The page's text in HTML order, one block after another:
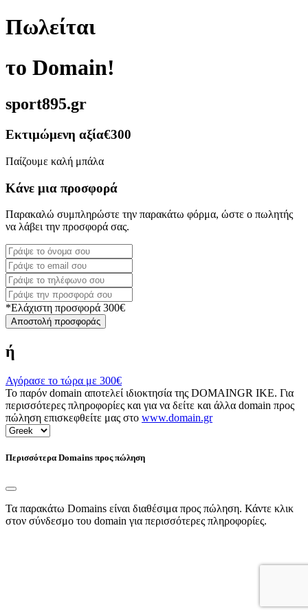
Πωλείται
το Domain!
sport895.gr
Εκτιμώμενη αξία€300
Παίζουμε καλή μπάλα
Κάνε μια προσφορά
Παρακαλώ συμπληρώστε την παρακάτω φόρμα, ώστε ο πωλητής
να λάβει την προσφορά σας.
*Ελάχιστη προσφορά 300€
Αποστολή προσφοράς
ή
Αγόρασε το τώρα με 300€
Το παρόν domain αποτελεί ιδιοκτησία της DOMAINGR ΙΚΕ. Για
περισσότερες πληροφορίες και για να δείτε και άλλα domain προς
πώληση επισκεφθείτε μας στο www.domain.gr
Περισσότερα Domains προς πώληση
Τα παρακάτω Domains είναι διαθέσιμα προς πώληση. Κάντε κλικ
στον σύνδεσμο του domain για περισσότερες πληροφορίες.